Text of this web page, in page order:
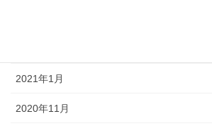
2021年1月
2020年11月